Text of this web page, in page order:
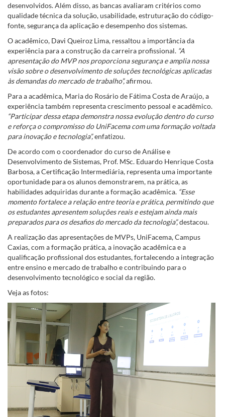
desenvolvidos. Além disso, as bancas avaliaram critérios como
qualidade técnica da solução, usabilidade, estruturação do código-
fonte, segurança da aplicação e desempenho dos sistemas.
O acadêmico, Davi Queiroz Lima, ressaltou a importância da
experiência para a construção da carreira profissional. “A
apresentação do MVP nos proporciona segurança e amplia nossa
visão sobre o desenvolvimento de soluções tecnológicas aplicadas
às demandas do mercado de trabalho”,afirmou.
Para a acadêmica, Maria do Rosário de Fátima Costa de Araújo, a
experiência também representa crescimento pessoal e acadêmico.
“Participar dessa etapa demonstra nossa evolução dentro do curso
e reforça o compromisso do UniFacema com uma formação voltada
para inovação e tecnologia”,enfatizou.
De acordo com o coordenador do curso de Análise e
Desenvolvimento de Sistemas, Prof. MSc. Eduardo Henrique Costa
Barbosa, a Certificação Intermediária, representa uma importante
oportunidade para os alunos demonstrarem, na prática, as
habilidades adquiridas durante a formação acadêmica. “Esse
momento fortalece a relação entre teoria e prática, permitindo que
os estudantes apresentem soluções reais e estejam ainda mais
preparados para os desafios do mercado da tecnologia”,destacou.
A realização das apresentações de MVPs, UniFacema, Campus
Caxias, com a formação prática, a inovação acadêmica e a
qualificação profissional dos estudantes, fortalecendo a integração
entre ensino e mercado de trabalho e contribuindo para o
desenvolvimento tecnológico e social da região.
Veja as fotos: